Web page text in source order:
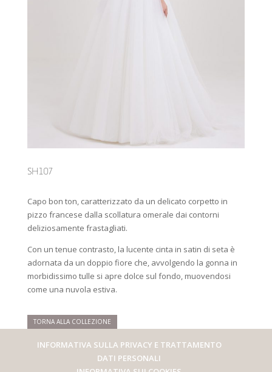
SH107
Capo bon ton, caratterizzato da un delicato corpetto in
pizzo francese dalla scollatura omerale dai contorni
deliziosamente frastagliati.
Con un tenue contrasto, la lucente cinta in satin di seta è
adornata da un doppio fiore che, avvolgendo la gonna in
morbidissimo tulle si apre dolce sul fondo, muovendosi
come una nuvola estiva.
TORNA ALLA COLLEZIONE
INFORMATIVA SULLA PRIVACY E TRATTAMENTO
DATI PERSONALI